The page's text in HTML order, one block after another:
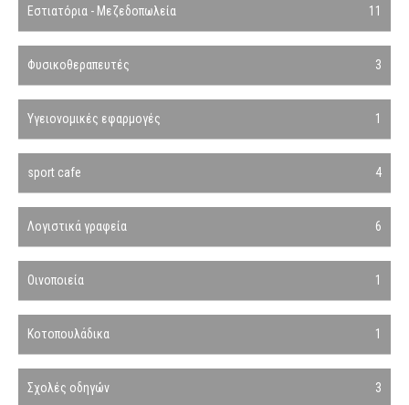
Εστιατόρια - Μεζεδοπωλεία 11
Φυσικοθεραπευτές 3
Υγειονομικές εφαρμογές 1
sport cafe 4
Λογιστικά γραφεία 6
Οινοποιεία 1
Κοτοπουλάδικα 1
Σχολές οδηγών 3